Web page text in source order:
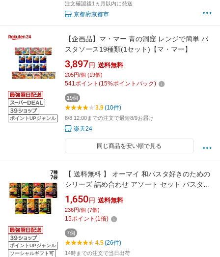
注文確認後1ヵ月以内に発送
京都府京都市
ポイントUPジャンル
【企画品】マ・マー 青の洞窟 レンジで簡単 パ
スタソース19種類(1セット)【マ・マー】
3,897 円 送料無料
205円/個 (19個)
541ポイント (15%ポイントバック)
19個
3.9(10件)
8/8 12:00までの注文で最短8/9お届け
楽天24
同じ商品を安い順で見る
ポイントUPジャンル
ソーシャルギフト可
【 送料無料 】 オーマイ 和パスタ好きのための
シリーズ 詰め合わせ アソート セット パスタソ
ース 7種 各1個 計7個 まとめ買い
1,650 円 送料無料
236円/個 (7個)
15ポイント (1倍)
7個
4.5(26件)
14時までの注文で当日出荷